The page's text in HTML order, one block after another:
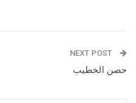
NEXT POST
حصن الخطیب